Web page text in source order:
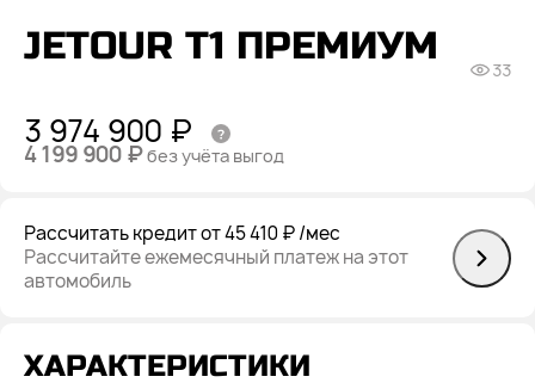
JETOUR T1 ПРЕМИУМ
33
3 974 900 ₽
4 199 900 ₽без учёта выгод
Рассчитать кредитот 45 410 ₽/мес
Рассчитайте ежемесячный платеж на этот
автомобиль
ХАРАКТЕРИСТИКИ